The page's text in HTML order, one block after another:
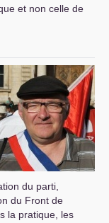
et non celle de
du parti,
du Front de
la pratique, les